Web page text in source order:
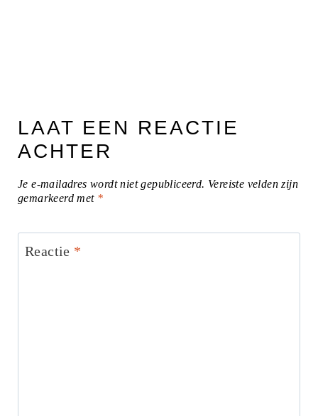
LAAT EEN REACTIE
ACHTER
Je e-mailadres wordt niet gepubliceerd. Vereiste velden zijn
gemarkeerd met *
Reactie *